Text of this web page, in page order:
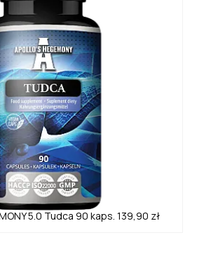
5.0 Tudca 90 kaps. 139,90 zł